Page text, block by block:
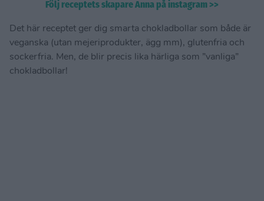
Följ receptets skapare Anna på instagram >>
Det här receptet ger dig smarta chokladbollar som både är
veganska (utan mejeriprodukter, ägg mm), glutenfria och
sockerfria. Men, de blir precis lika härliga som ”vanliga”
chokladbollar!